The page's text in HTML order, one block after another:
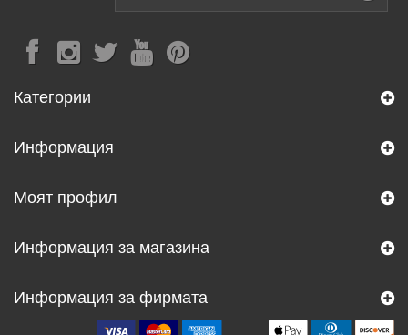
Категории
Информация
Моят профил
Информация за магазина
Информация за фирмата